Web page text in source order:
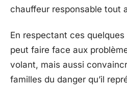
chauffeur responsable tout
En respectant ces quelques
peut faire face aux
volant, mais aussi
familles du danger qu’il